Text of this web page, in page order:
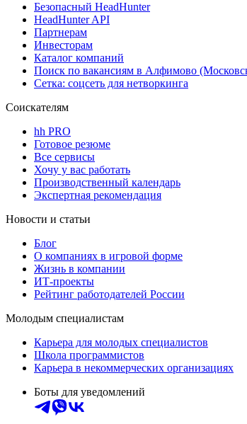
Безопасный HeadHunter
HeadHunter API
Партнерам
Инвесторам
Каталог компаний
Поиск по вакансиям в Алфимово
Сетка: соцсеть для нетворкинга
Соискателям
hh PRO
Готовое резюме
Все сервисы
Хочу у вас работать
Производственный календарь
Экспертная рекомендация
Новости и статьи
Блог
О компаниях в игровой форме
Жизнь в компании
ИТ-проекты
Рейтинг работодателей России
Молодым специалистам
Карьера для молодых специалистов
Школа программистов
Карьера в некоммерческих организациях
Боты для уведомлений